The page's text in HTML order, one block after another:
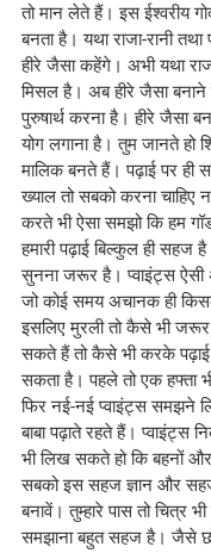
तो मान लेते हैं। इस ईश्वरीय
बनता है। यथा राजा-रानी
हीरे जैसा कहेंगे। अभी यथा
मिसल है। अब हीरे जैसा बनाने
पुरुषार्थ करना है। हीरे जैसा
योग लगाना है। तुम जानते हो
मालिक बनते हैं। पढ़ाई पर ही
ख्याल तो सबको करना चाहिए
करते भी ऐसा समझो कि हम
हमारी पढ़ाई बिल्कुल ही
सुनना जरूर है। प्वाइंट्स ऐसी
जो कोई समय अचानक ही
इसलिए मुरली तो कैसे भी
सकते हैं तो कैसे भी करके पढ़ाई
सकता है। पहले तो एक हफ्ता
फिर नई-नई प्वाइंट्स समझने
बाबा पढ़ाते रहते हैं। प्वाइंट्स
भी लिख सकते हो कि बहनों
सबको इस सहज ज्ञान और
बनावें। तुम्हारे पास तो चित्र
समझाना बहुत सहज है। जैसे